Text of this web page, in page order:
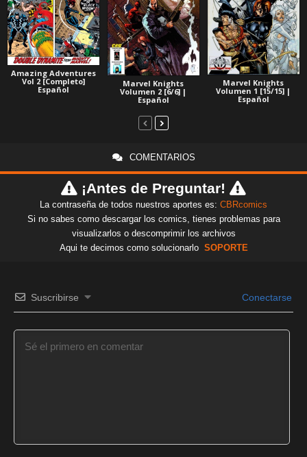
Amazing Adventures
Vol 2 [Completo]
Español
Marvel Knights
Volumen 2 [6/6] |
Español
Marvel Knights
Volumen 1 [15/15] |
Español
COMENTARIOS
¡Antes de Preguntar!
La contraseña de todos nuestros aportes es: CBRcomics
Si no sabes como descargar los comics, tienes problemas para
visualizarlos o descomprimir los archivos
Aqui te decimos como solucionarlo SOPORTE
Suscribirse Conectarse